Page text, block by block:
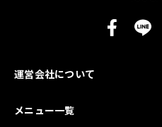
運営会社について
メニュー一覧